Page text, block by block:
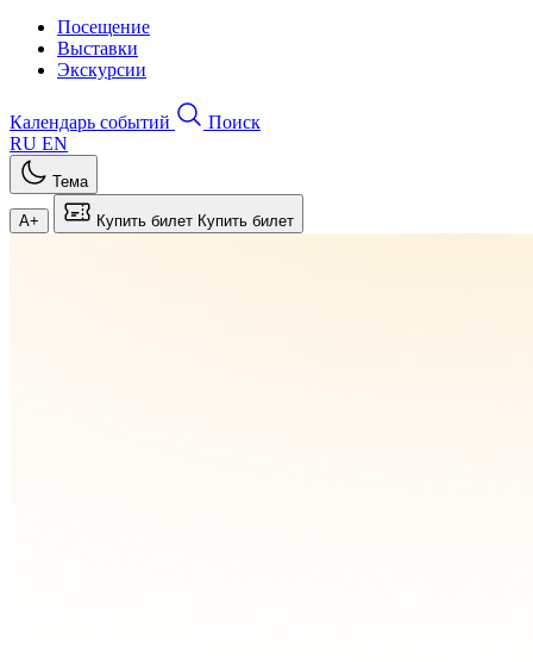
Посещение
Выставки
Экскурсии
Календарь событий
Поиск
RU EN
Тема
A+ Купить билет Купить билет